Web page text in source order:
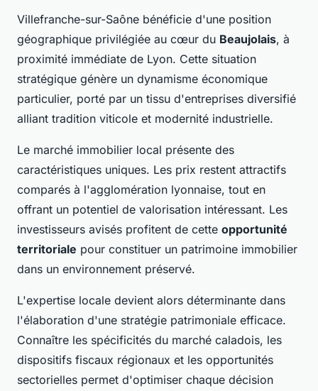
Villefranche-sur-Saône bénéficie d'une position
géographique privilégiée au cœur du Beaujolais, à
proximité immédiate de Lyon. Cette situation
stratégique génère un dynamisme économique
particulier, porté par un tissu d'entreprises diversifié
alliant tradition viticole et modernité industrielle.
Le marché immobilier local présente des
caractéristiques uniques. Les prix restent attractifs
comparés à l'agglomération lyonnaise, tout en
offrant un potentiel de valorisation intéressant. Les
investisseurs avisés profitent de cette opportunité
territoriale pour constituer un patrimoine immobilier
dans un environnement préservé.
L'expertise locale devient alors déterminante dans
l'élaboration d'une stratégie patrimoniale efficace.
Connaître les spécificités du marché caladois, les
dispositifs fiscaux régionaux et les opportunités
sectorielles permet d'optimiser chaque décision